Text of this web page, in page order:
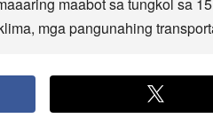
mga pangunahing